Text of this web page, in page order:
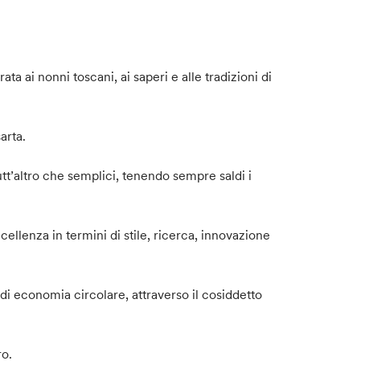
ai nonni toscani, ai saperi e alle tradizioni di
che semplici, tenendo sempre saldi i
in termini di stile, ricerca, innovazione
economia circolare, attraverso il cosiddetto